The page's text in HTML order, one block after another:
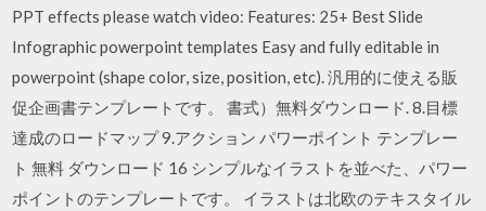
PPT effects please watch video: Features: 25+ Best Slide
Infographic powerpoint templates Easy and fully editable in
powerpoint (shape color, size, position, etc). 汎用的に使える販
促企画書テンプレートです。 書式）無料ダウンロード. 8.目標
達成のロードマップ 9.アクション パワーポイント テンプレー
ト 無料 ダウンロード 16 シンプルなイラストを並べた、パワー
ポイントのテンプレートです。 イラストは北欧のテキスタイル